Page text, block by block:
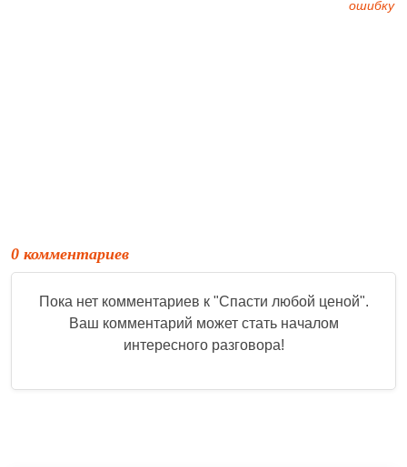
ошибку
0 комментариев
Пока нет комментариев к "Спасти любой ценой".
Ваш комментарий может стать началом
интересного разговора!